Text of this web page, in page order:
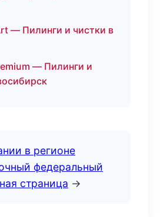
— Пилинги и чистки в
— Пилинги и
в регионе
федеральный
страница →